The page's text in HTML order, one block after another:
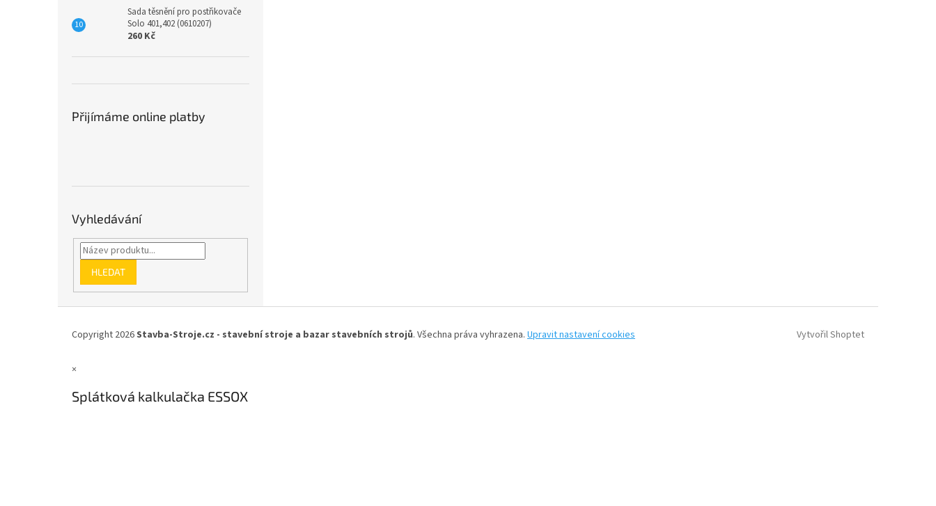
Sada těsnění pro postřikovače
Solo 401,402 (0610207)
260 Kč
Přijímáme online platby
Vyhledávání
HLEDAT
Vytvořil Shoptet
Copyright 2026Stavba-Stroje.cz - stavební stroje a bazar stavebních strojů. Všechna práva vyhrazena. Upravit nastavení cookies
×
Splátková kalkulačka ESSOX